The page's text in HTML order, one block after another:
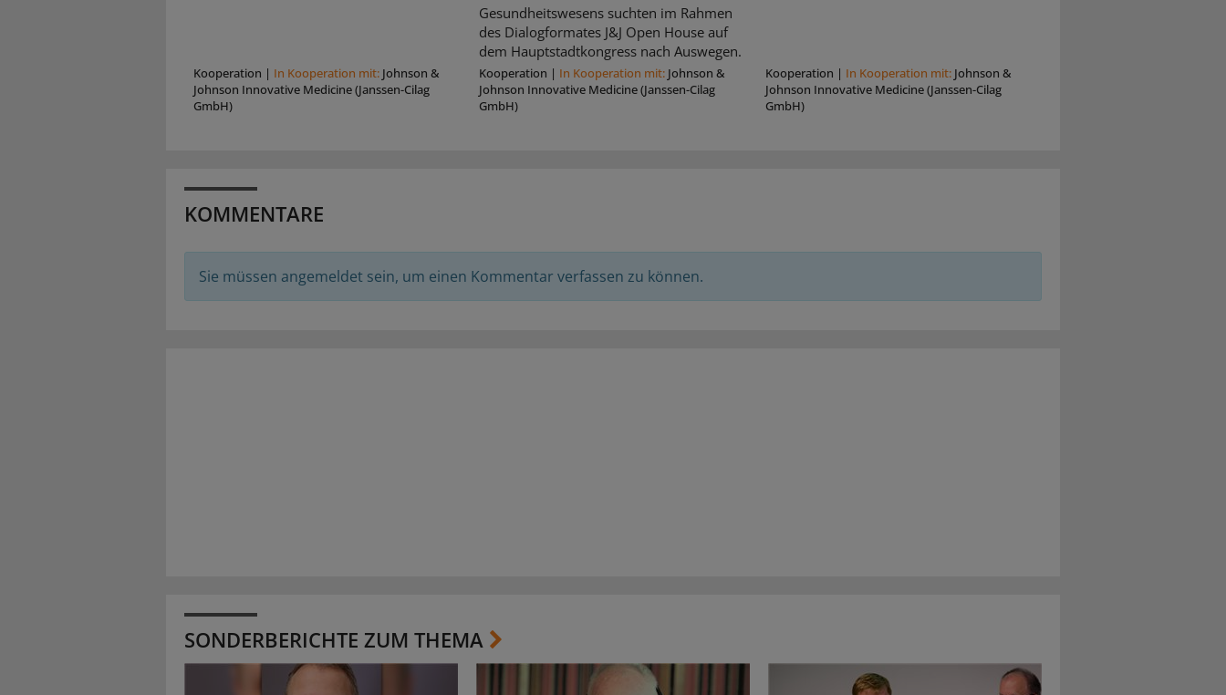
Kooperation | In Kooperation mit: Johnson &
Johnson Innovative Medicine (Janssen-Cilag
GmbH)
Gesundheitswesens suchten im Rahmen
des Dialogformates J&J Open House auf
dem Hauptstadtkongress nach Auswegen.
Kooperation | In Kooperation mit: Johnson &
Johnson Innovative Medicine (Janssen-Cilag
GmbH)
Kooperation | In Kooperation mit: Johnson &
Johnson Innovative Medicine (Janssen-Cilag
GmbH)
KOMMENTARE
Sie müssen angemeldet sein, um einen Kommentar verfassen zu können.
SONDERBERICHTE ZUM THEMA